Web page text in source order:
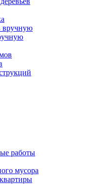
вручную
работы
мусора